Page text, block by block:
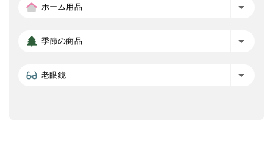
ホーム用品
季節の商品
老眼鏡